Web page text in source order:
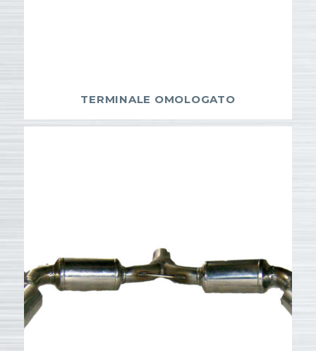
TERMINALE OMOLOGATO